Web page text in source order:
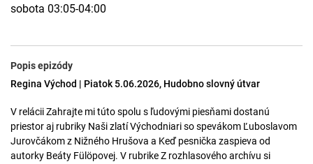
sobota 03:05-04:00
Popis epizódy
Regina Východ | Piatok 5.06.2026, Hudobno slovný útvar
V relácii Zahrajte mi túto spolu s ľudovými piesňami dostanú
priestor aj rubriky Naši zlatí Východniari so spevákom Ľuboslavom
Jurovčákom z Nižného Hrušova a Keď pesnička zaspieva od
autorky Beáty Fülöpovej. V rubrike Z rozhlasového archívu si